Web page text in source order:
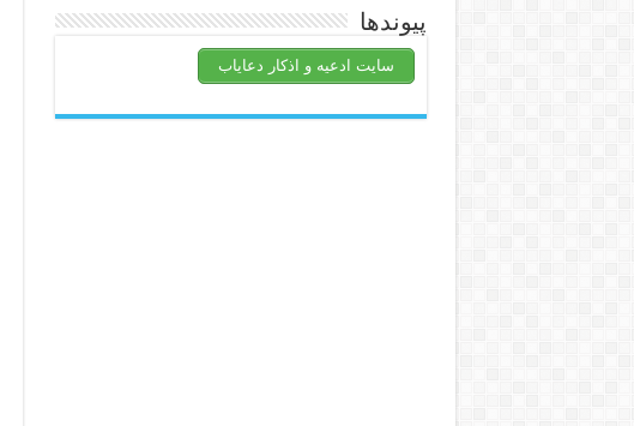
پیوندها
سایت ادعیه و اذکار دعایاب